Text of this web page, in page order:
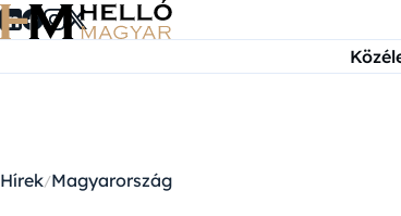
Ugrás a tartalomra
Hírek Magyarország